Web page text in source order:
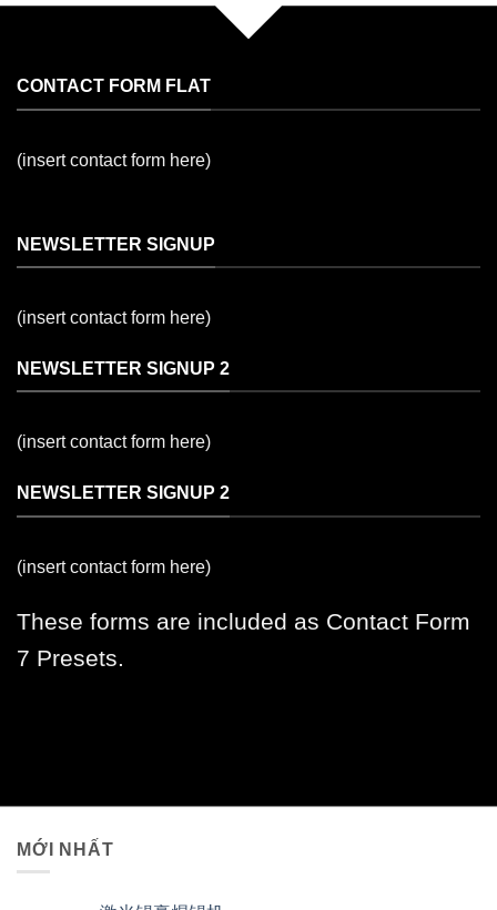
CONTACT FORM FLAT
(insert contact form here)
NEWSLETTER SIGNUP
(insert contact form here)
NEWSLETTER SIGNUP 2
(insert contact form here)
NEWSLETTER SIGNUP 2
(insert contact form here)
These forms are included as Contact Form
7 Presets.
MỚI NHẤT